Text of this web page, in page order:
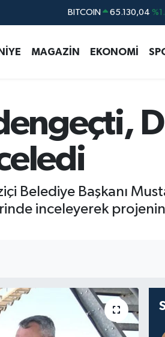
DOLAR 47,7106
MAGAZİN EKONOMİ
Belediye Başkanı
inceleyerek